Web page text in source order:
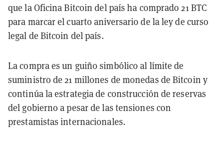
que la Oficina Bitcoin del país ha comprado 21 BTC
para marcar el cuarto aniversario de la ley de curso
legal de Bitcoin del país.
La compra es un guiño simbólico al límite de
suministro de 21 millones de monedas de Bitcoin y
continúa la estrategia de construcción de reservas
del gobierno a pesar de las tensiones con
prestamistas internacionales.